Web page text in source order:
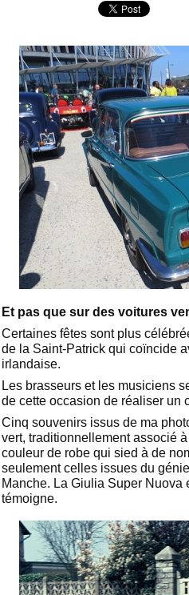
Et pas que sur des voitures
Certaines fêtes sont plus
de la Saint-Patrick qui coïncide
irlandaise.
Les brasseurs et les musiciens
de cette occasion de réaliser un
Cinq souvenirs issus de ma
vert, traditionnellement associé
couleur de robe qui sied à de
seulement celles issues du
Manche. La Giulia Super Nuova
témoigne.